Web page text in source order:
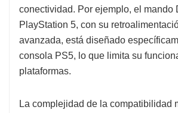
conectividad. Por ejemplo, el mando
PlayStation 5, con su
avanzada, está diseñado
consola PS5, lo que limita su
plataformas.
La complejidad de la compatibilidad